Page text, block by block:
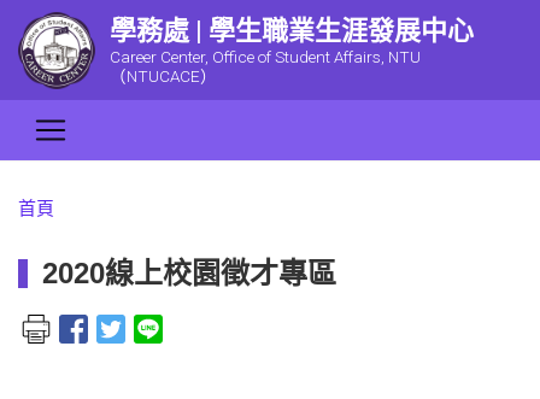
學務處 | 學生職業生涯發展中心
Career Center, Office of Student Affairs, NTU
（NTUCACE）
首頁
2020線上校園徵才專區